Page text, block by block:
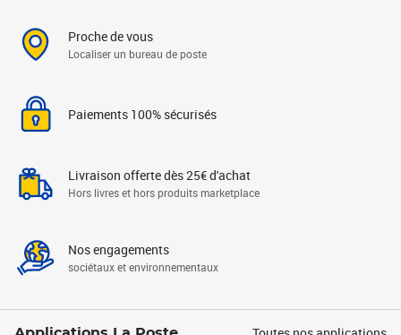
Proche de vous
Localiser un bureau de poste
Paiements 100% sécurisés
Livraison offerte dès 25€ d'achat
Hors livres et hors produits marketplace
Nos engagements
sociétaux et environnementaux